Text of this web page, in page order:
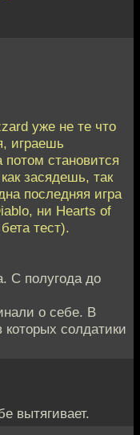
уже не те что
играешь
становится
засядешь, так
последняя игра
ни Hearts of
тест).
С полугода до
о себе. В
которых солдатики
вытягивает.